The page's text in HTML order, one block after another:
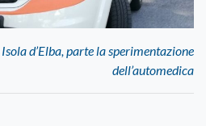
Isola d’Elba, parte la sperimentazione
dell’automedica